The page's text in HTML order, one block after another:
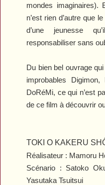
mondes imaginaires).
n’est rien d’autre que
d’une jeunesse
responsabiliser sans
Du bien bel ouvrage
improbables Digimon,
DoRéMi, ce qui n’est
de ce film à découvrir
TOKI O KAKERU
Réalisateur : Mamoru
Scénario : Satoko
Yasutaka Tsuitsui